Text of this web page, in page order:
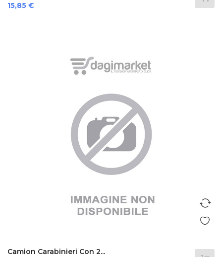
Prezzo
15,85 €
Camion Carabinieri Con 2...